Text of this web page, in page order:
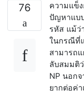
76
ความแข็
ปัญหาแบ
รหัส แม้
ในกรณีที่
สามารถ
ลับสมมติ
NP นอก
ยากต่อค่